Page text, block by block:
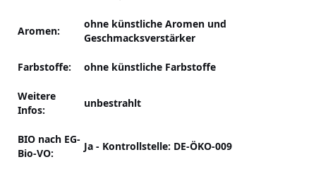
Aromen:
ohne künstliche Aromen und
Geschmacksverstärker
Farbstoffe: ohne künstliche Farbstoffe
Weitere
Infos:
unbestrahlt
BIO nach EG-
Bio-VO:
Ja - Kontrollstelle: DE-ÖKO-009